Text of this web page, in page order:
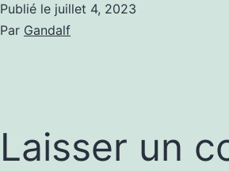
Publié le juillet 4, 2023
Par Gandalf
Laisser un